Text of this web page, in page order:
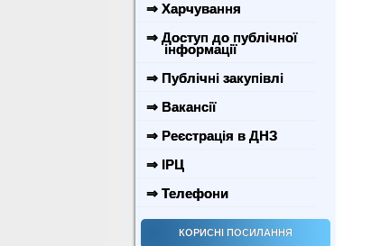
⇒ Харчування
⇒ Доступ до публічної
інформації
⇒ Публічні закупівлі
⇒ Вакансії
⇒ Реєстрація в ДНЗ
⇒ ІРЦ
⇒ Телефони
КОРИСНІ ПОСИЛАННЯ